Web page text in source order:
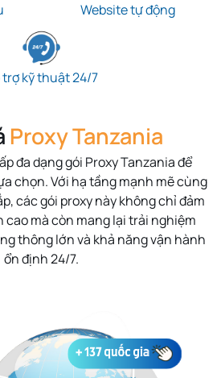
Website tự động
trợ kỹ thuật 24/7
Proxy Tanzania
đa dạng gói Proxy Tanzania để
chọn. Với hạ tầng mạnh mẽ cùng
các gói proxy này không chỉ đảm
cao mà còn mang lại trải nghiệm
thông lớn và khả năng vận hành
ổn định 24/7.